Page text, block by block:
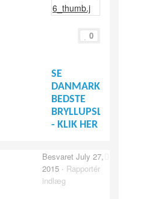
0
SE
DANMARKS
BEDSTE
- KLIK HER
Besvaret July 27,
2015 · Rapportér
indlæg